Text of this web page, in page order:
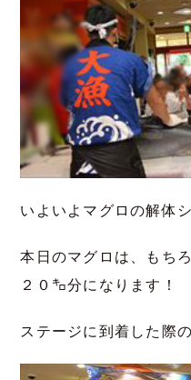
いよいよマグロの解体
本日のマグロは、もち
２０㌔分になります！
ステージに到着した際